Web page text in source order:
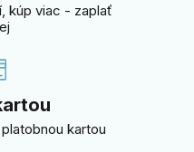
kúp viac - zaplať
kartou